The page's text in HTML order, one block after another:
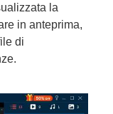
la
in anteprima,
di